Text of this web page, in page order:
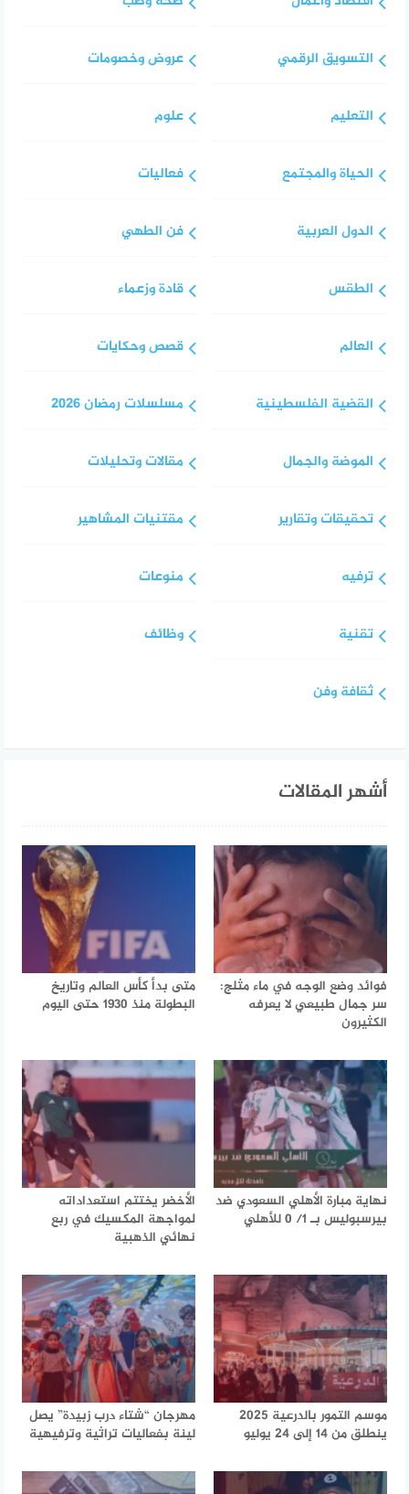
التسويق الرقمي
التعليم
الحياة والمجتمع
الدول العربية
الطقس
العالم
القضية الفلسطينية
الموضة والجمال
تحقيقات وتقارير
ترفيه
تقنية
ثقافة وفن
عروض وخصومات
علوم
فعاليات
فن الطهي
قادة وزعماء
قصص وحكايات
مسلسلات رمضان 2026
مقالات وتحليلات
مقتنيات المشاهير
منوعات
وظائف
أشهر المقالات
فوائد وضع الوجه في ماء مثلج:
سر جمال طبيعي لا يعرفه
الكثيرون
متى بدأ كأس العالم وتاريخ
البطولة منذ 1930 حتى اليوم
نهاية مبارة الأهلي السعودي ضد
بيرسبوليس بـ 1/ 0 للأهلي
الأخضر يختتم استعداداته
لمواجهة المكسيك في ربع
نهائي الذهبية
موسم التمور بالدرعية 2025
ينطلق من 14 إلى 24 يوليو
مهرجان “شتاء درب زبيدة” يصل
لينة بفعاليات تراثية وترفيهية